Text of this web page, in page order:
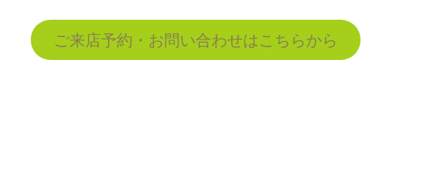
ご来店予約・お問い合わせはこちらから